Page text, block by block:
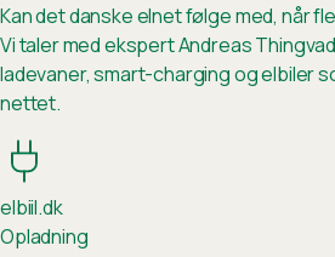
Kan det danske elnet følge med, når
Vi taler med ekspert Andreas
ladevaner, smart-charging og elbiler
nettet.
elbiil.dk
Opladning